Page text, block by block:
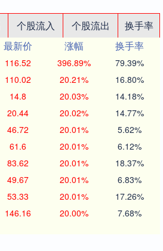
个股流入 个股流出
换手率
最新价 涨幅
换手率
116.52 396.89% 79.39%
110.02 20.21% 16.80%
14.8 20.03% 14.18%
20.44 20.02% 14.77%
46.72 20.01% 5.62%
61.6 20.01% 6.12%
83.62 20.01% 18.37%
49.67 20.01% 6.83%
53.33 20.01% 17.26%
146.16 20.00% 7.68%